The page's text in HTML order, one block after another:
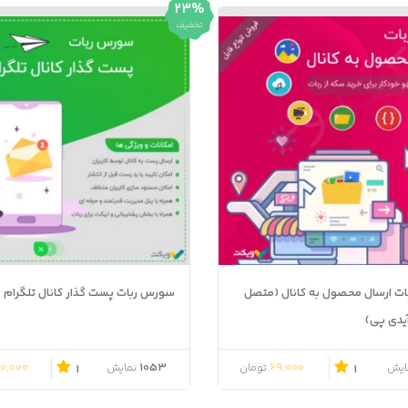
ارسال محصول به کانال (متصل
پی)
1 قیمت اصلی 79,000 تومان بود.
69,000تومان
23%
تخفیف
سورس ربات پست گذار کانال تلگرام
1053 نمایش 1 قیمت اصلی